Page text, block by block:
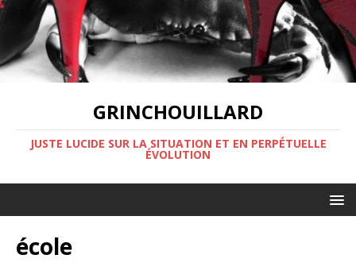
GRINCHOUILLARD
JUSTE LUCIDE SUR LA SITUATION ET EN PERPÉTUELLE
ÉVOLUTION
école